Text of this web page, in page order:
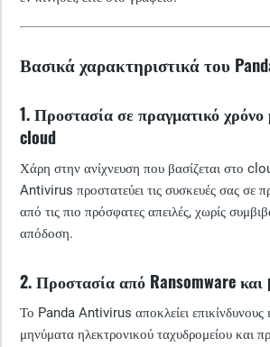
Βασικά χαρακτηριστικά του
1. Προστασία σε πραγματικό χρόνο
cloud
Χάρη στην ανίχνευση που βασίζεται στο
Antivirus προστατεύει τις συσκευές σας σε
από τις πιο πρόσφατες απειλές, χωρίς
απόδοση.
2. Προστασία από Ransomware και
Το Panda Antivirus αποκλείει επικίνδυνους
μηνύματα ηλεκτρονικού ταχυδρομείου και